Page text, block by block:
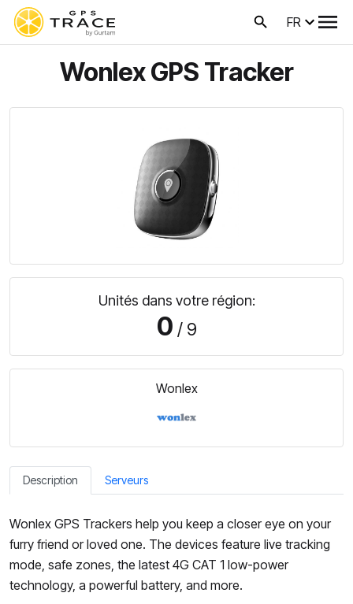
FR
Wonlex GPS Tracker
Unités dans votre région:
0 / 9
Wonlex
Description Serveurs
Wonlex GPS Trackers help you keep a closer eye on your
furry friend or loved one. The devices feature live tracking
mode, safe zones, the latest 4G CAT 1 low-power
technology, a powerful battery, and more.